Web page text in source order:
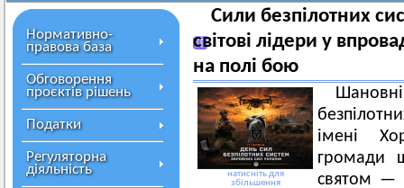
Нормативно-
правова база
Обговорення
проєктів рішень
Податки
Регуляторна
діяльність
Сили безпілотних
світові лідери у
на полі бою
натисніть для
збільшення
імені
громади
святом —